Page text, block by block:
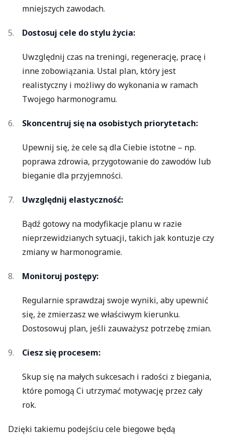
mniejszych zawodach.
Dostosuj cele do stylu życia:
Uwzględnij czas na treningi, regenerację, pracę i
inne zobowiązania. Ustal plan, który jest
realistyczny i możliwy do wykonania w ramach
Twojego harmonogramu.
Skoncentruj się na osobistych priorytetach:
Upewnij się, że cele są dla Ciebie istotne – np.
poprawa zdrowia, przygotowanie do zawodów lub
bieganie dla przyjemności.
Uwzględnij elastyczność:
Bądź gotowy na modyfikacje planu w razie
nieprzewidzianych sytuacji, takich jak kontuzje czy
zmiany w harmonogramie.
Monitoruj postępy:
Regularnie sprawdzaj swoje wyniki, aby upewnić
się, że zmierzasz we właściwym kierunku.
Dostosowuj plan, jeśli zauważysz potrzebę zmian.
Ciesz się procesem:
Skup się na małych sukcesach i radości z biegania,
które pomogą Ci utrzymać motywację przez cały
rok.
Dzięki takiemu podejściu cele biegowe będą